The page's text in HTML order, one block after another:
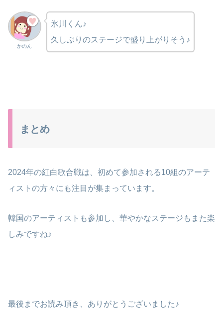
かのん
氷川くん♪
久しぶりのステージで盛り上がりそう♪
まとめ
2024年の紅白歌合戦は、初めて参加される10組のアーテ
ィストの方々にも注目が集まっています。
韓国のアーティストも参加し、華やかなステージもまた楽
しみですね♪
最後までお読み頂き、ありがとうございました♪